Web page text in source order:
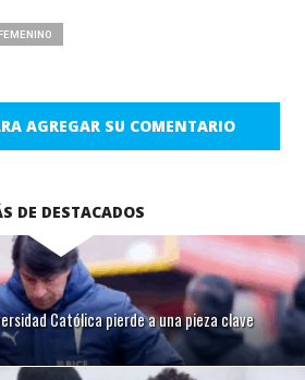
AGREGAR SU COMENTARIO
DE DESTACADOS
Católica pierde a una pieza clave